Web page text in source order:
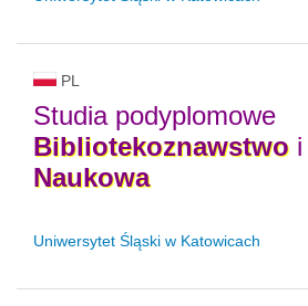
PL
Studia podyplomowe
Bibliotekoznawstwo i
Naukowa
Uniwersytet Śląski w Katowicach